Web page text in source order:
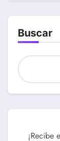
Buscar
¡Recibe